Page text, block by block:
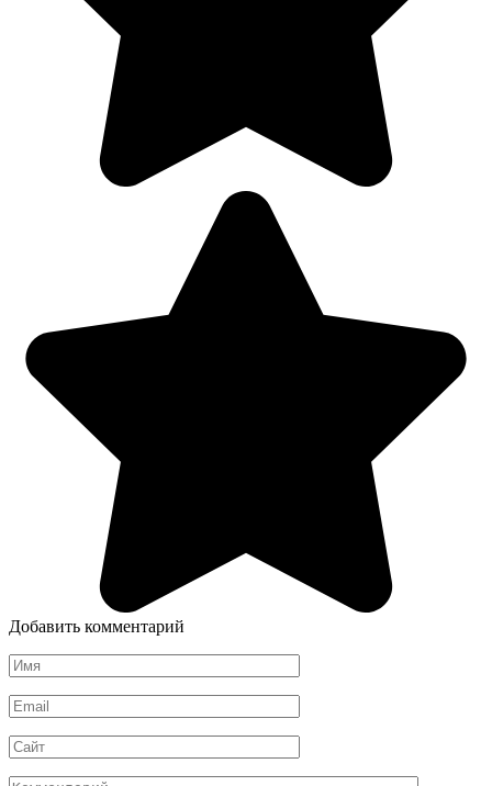
Добавить комментарий
Имя
*
Email
*
Сайт